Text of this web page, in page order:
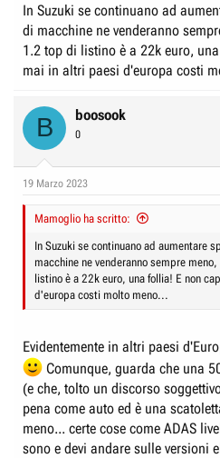
In Suzuki se continuano ad
di macchine ne venderanno
1.2 top di listino è a 22k euro,
mai in altri paesi d'europa costi
B boosook
0
19 Marzo 2023
Mamoglio ha scritto:
In Suzuki se continuano ad aumentare
macchine ne venderanno sempre
listino è a 22k euro, una follia! E non
d'europa costi molto meno...
Evidentemente in altri paesi
Comunque, guarda che una
(e che, tolto un discorso
pena come auto ed è una
meno... certe cose come ADAS
sono e devi andare sulle versioni